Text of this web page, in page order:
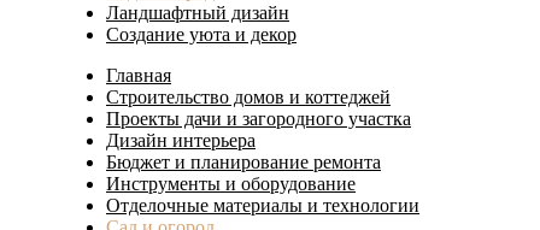
Ландшафтный дизайн
Создание уюта и декор
Главная
Строительство домов и коттеджей
Проекты дачи и загородного участка
Дизайн интерьера
Бюджет и планирование ремонта
Инструменты и оборудование
Отделочные материалы и технологии